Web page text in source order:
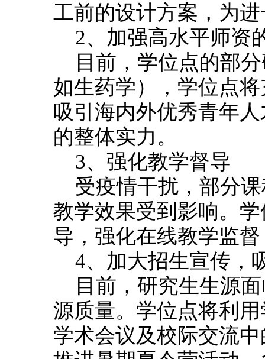
工前的设计方案，为
2、加强高水平师资
目前，学位点的部
如生药学），学位点
吸引海内外优秀青年
的整体实力。
3、强化教学督导
受疫情干扰，部分
教学效果受到影响。
导，强化在线教学监
4、加大招生宣传，
目前，研究生生源
源质量。学位点将利
学术会议及校际交流